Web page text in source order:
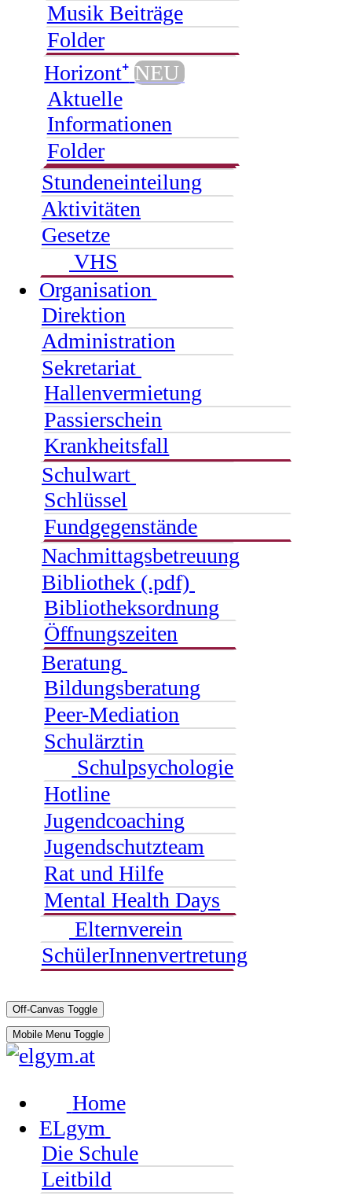
Musik Beiträge
Folder
Horizont⁺ NEU
Aktuelle
Informationen
Folder
Stundeneinteilung
Aktivitäten
Gesetze
VHS
Organisation
Direktion
Administration
Sekretariat
Hallenvermietung
Passierschein
Krankheitsfall
Schulwart
Schlüssel
Fundgegenstände
Nachmittagsbetreuung
Bibliothek (.pdf)
Bibliotheksordnung
Öffnungszeiten
Beratung
Bildungsberatung
Peer-Mediation
Schulärztin
Schulpsychologie
Hotline
Jugendcoaching
Jugendschutzteam
Rat und Hilfe
Mental Health Days
Elternverein
SchülerInnenvertretung
Off-Canvas Toggle
Mobile Menu Toggle
Home
ELgym
Die Schule
Leitbild